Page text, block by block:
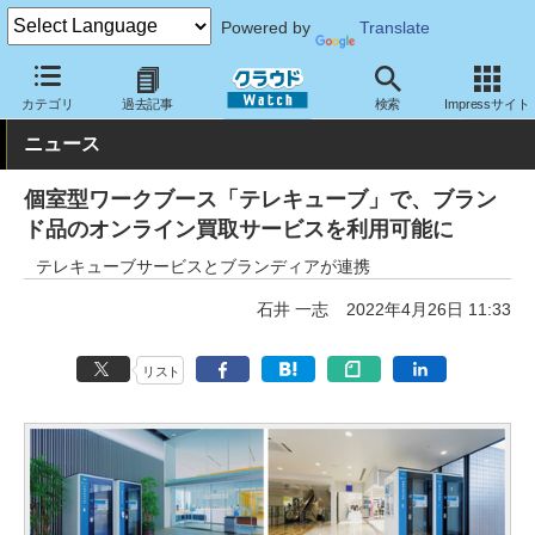
Powered by Translate
カテゴリ 過去記事 検索 Impressサイト
クラウド Watch サービス・ソフト サービス その他
ニュース
個室型ワークブース「テレキューブ」で、ブラン
ド品のオンライン買取サービスを利用可能に
テレキューブサービスとブランディアが連携
石井 一志 2022年4月26日 11:33
リスト